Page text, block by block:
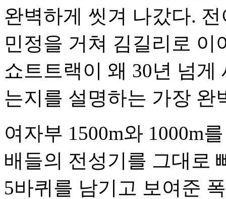
완벽하게 씻겨 나갔다.
민정을 거쳐 김길리로
쇼트트랙이 왜 30년 넘
는지를 설명하는 가장 완
여자부 1500m와 1000m
배들의 전성기를 그대로
5바퀴를 남기고 보여준